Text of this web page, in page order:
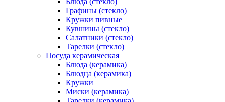
Графины (стекло)
Кружки пивные
Кувшины (стекло)
Салатники (стекло)
Тарелки (стекло)
Посуда керамическая
Блюда (керамика)
Блюдца (керамика)
Кружки
Миски (керамика)